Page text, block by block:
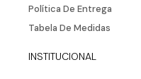
Política De Entrega
Tabela De Medidas
INSTITUCIONAL